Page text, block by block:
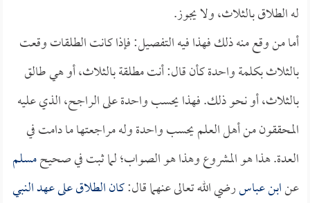
له الطلاق بالثلاث، ولا يجوز.
أما من وقع منه ذلك فهذا فيه التفصيل: فإذا كانت الطلقات وقعت
بالثلاث بكلمة واحدة كأن قال: أنت مطلقة بالثلاث، أو هي طالق
بالثلاث، أو نحو ذلك. فهذا يحسب واحدة على الراجح، الذي عليه
المحققون من أهل العلم يحسب واحدة وله مراجعتها ما دامت في
العدة. هذا هو المشروع وهذا هو الصواب؛ لما ثبت في صحيحمسلم
عنابن عباسرضي الله تعالى عنهما قال:كان الطلاق على عهد النبي